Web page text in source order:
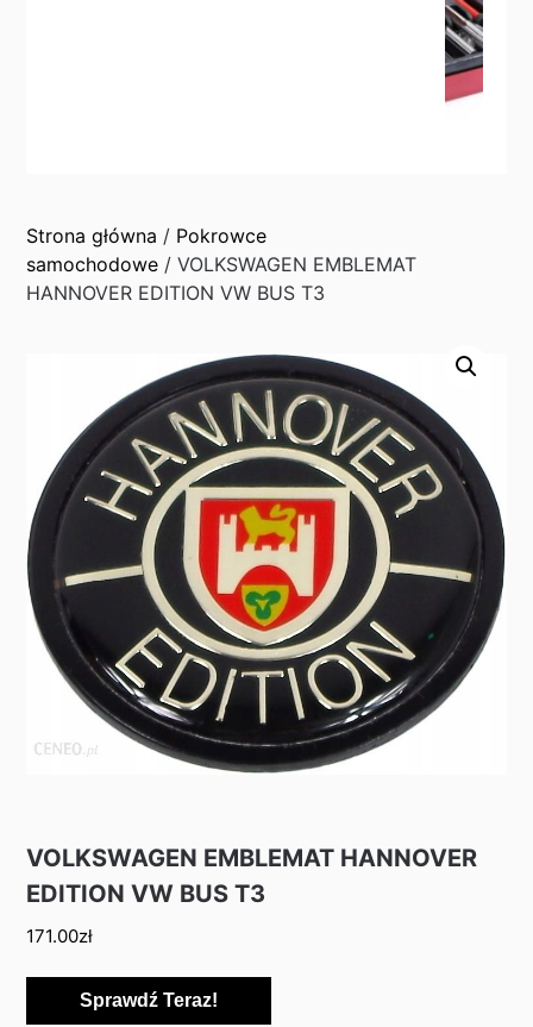
Strona główna / Pokrowce
samochodowe / VOLKSWAGEN EMBLEMAT
HANNOVER EDITION VW BUS T3
VOLKSWAGEN EMBLEMAT HANNOVER
EDITION VW BUS T3
171.00zł
Sprawdź Teraz!